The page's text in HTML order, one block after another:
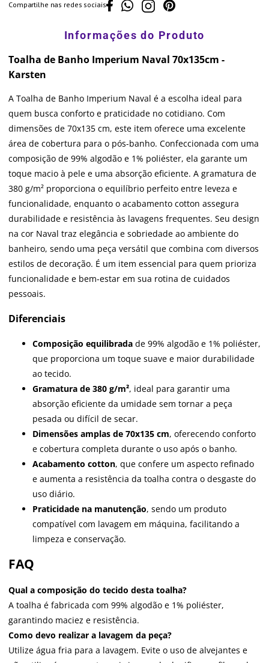
Compartilhe nas redes sociais
Toalha de Banho Imperium Naval 70x135cm -
Karsten
A Toalha de Banho Imperium Naval é a escolha ideal para
quem busca conforto e praticidade no cotidiano. Com
dimensões de 70x135 cm, este item oferece uma excelente
área de cobertura para o pós-banho. Confeccionada com uma
composição de 99% algodão e 1% poliéster, ela garante um
toque macio à pele e uma absorção eficiente. A gramatura de
380 g/m² proporciona o equilíbrio perfeito entre leveza e
funcionalidade, enquanto o acabamento cotton assegura
durabilidade e resistência às lavagens frequentes. Seu design
na cor Naval traz elegância e sobriedade ao ambiente do
banheiro, sendo uma peça versátil que combina com diversos
estilos de decoração. É um item essencial para quem prioriza
funcionalidade e bem-estar em sua rotina de cuidados
pessoais.
Diferenciais
Composição equilibrada de 99% algodão e 1% poliéster,
que proporciona um toque suave e maior durabilidade
ao tecido.
Gramatura de 380 g/m², ideal para garantir uma
absorção eficiente da umidade sem tornar a peça
pesada ou difícil de secar.
Dimensões amplas de 70x135 cm, oferecendo conforto
e cobertura completa durante o uso após o banho.
Acabamento cotton, que confere um aspecto refinado
e aumenta a resistência da toalha contra o desgaste do
uso diário.
Praticidade na manutenção, sendo um produto
compatível com lavagem em máquina, facilitando a
limpeza e conservação.
FAQ
Qual a composição do tecido desta toalha?
A toalha é fabricada com 99% algodão e 1% poliéster,
garantindo maciez e resistência.
Como devo realizar a lavagem da peça?
Utilize água fria para a lavagem. Evite o uso de alvejantes e